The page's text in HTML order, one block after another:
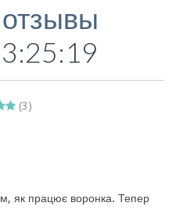
отзывы
(3)
як працює воронка. Тепер